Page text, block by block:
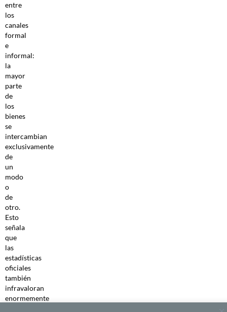
entre
los
canales
formal
e
informal:
la
mayor
parte
de
los
bienes
se
intercambian
exclusivamente
de
un
modo
o
de
otro.
Esto
señala
que
las
estadísticas
oficiales
también
infravaloran
enormemente